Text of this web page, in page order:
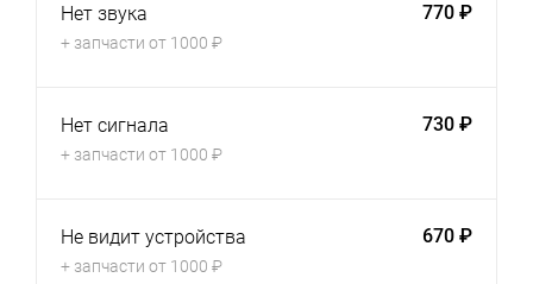
Нет звука
+ запчасти от 1000 ₽
770 ₽
Нет сигнала
+ запчасти от 1000 ₽
730 ₽
Не видит устройства
+ запчасти от 1000 ₽
670 ₽